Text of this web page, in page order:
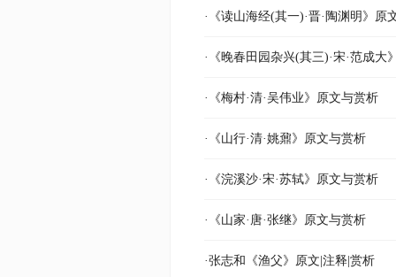
·《读山海经(其一)·晋·陶渊明》原
·《晚春田园杂兴(其三)·宋·范成大
·《梅村·清·吴伟业》原文与赏析
·《山行·清·姚鼐》原文与赏析
·《浣溪沙·宋·苏轼》原文与赏析
·《山家·唐·张继》原文与赏析
·张志和《渔父》原文|注释|赏析